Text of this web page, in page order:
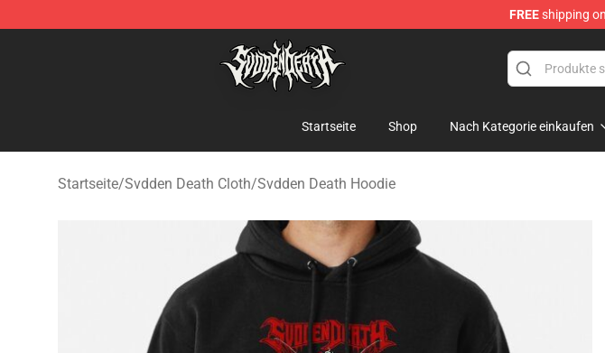
FREEshipping
Svdden Death Shop - Official Svdden Death Merchandise Store
Startseite Shop Nach Kategorie einkaufen
Startseite/Svdden Death Cloth/Svdden Death Hoodie